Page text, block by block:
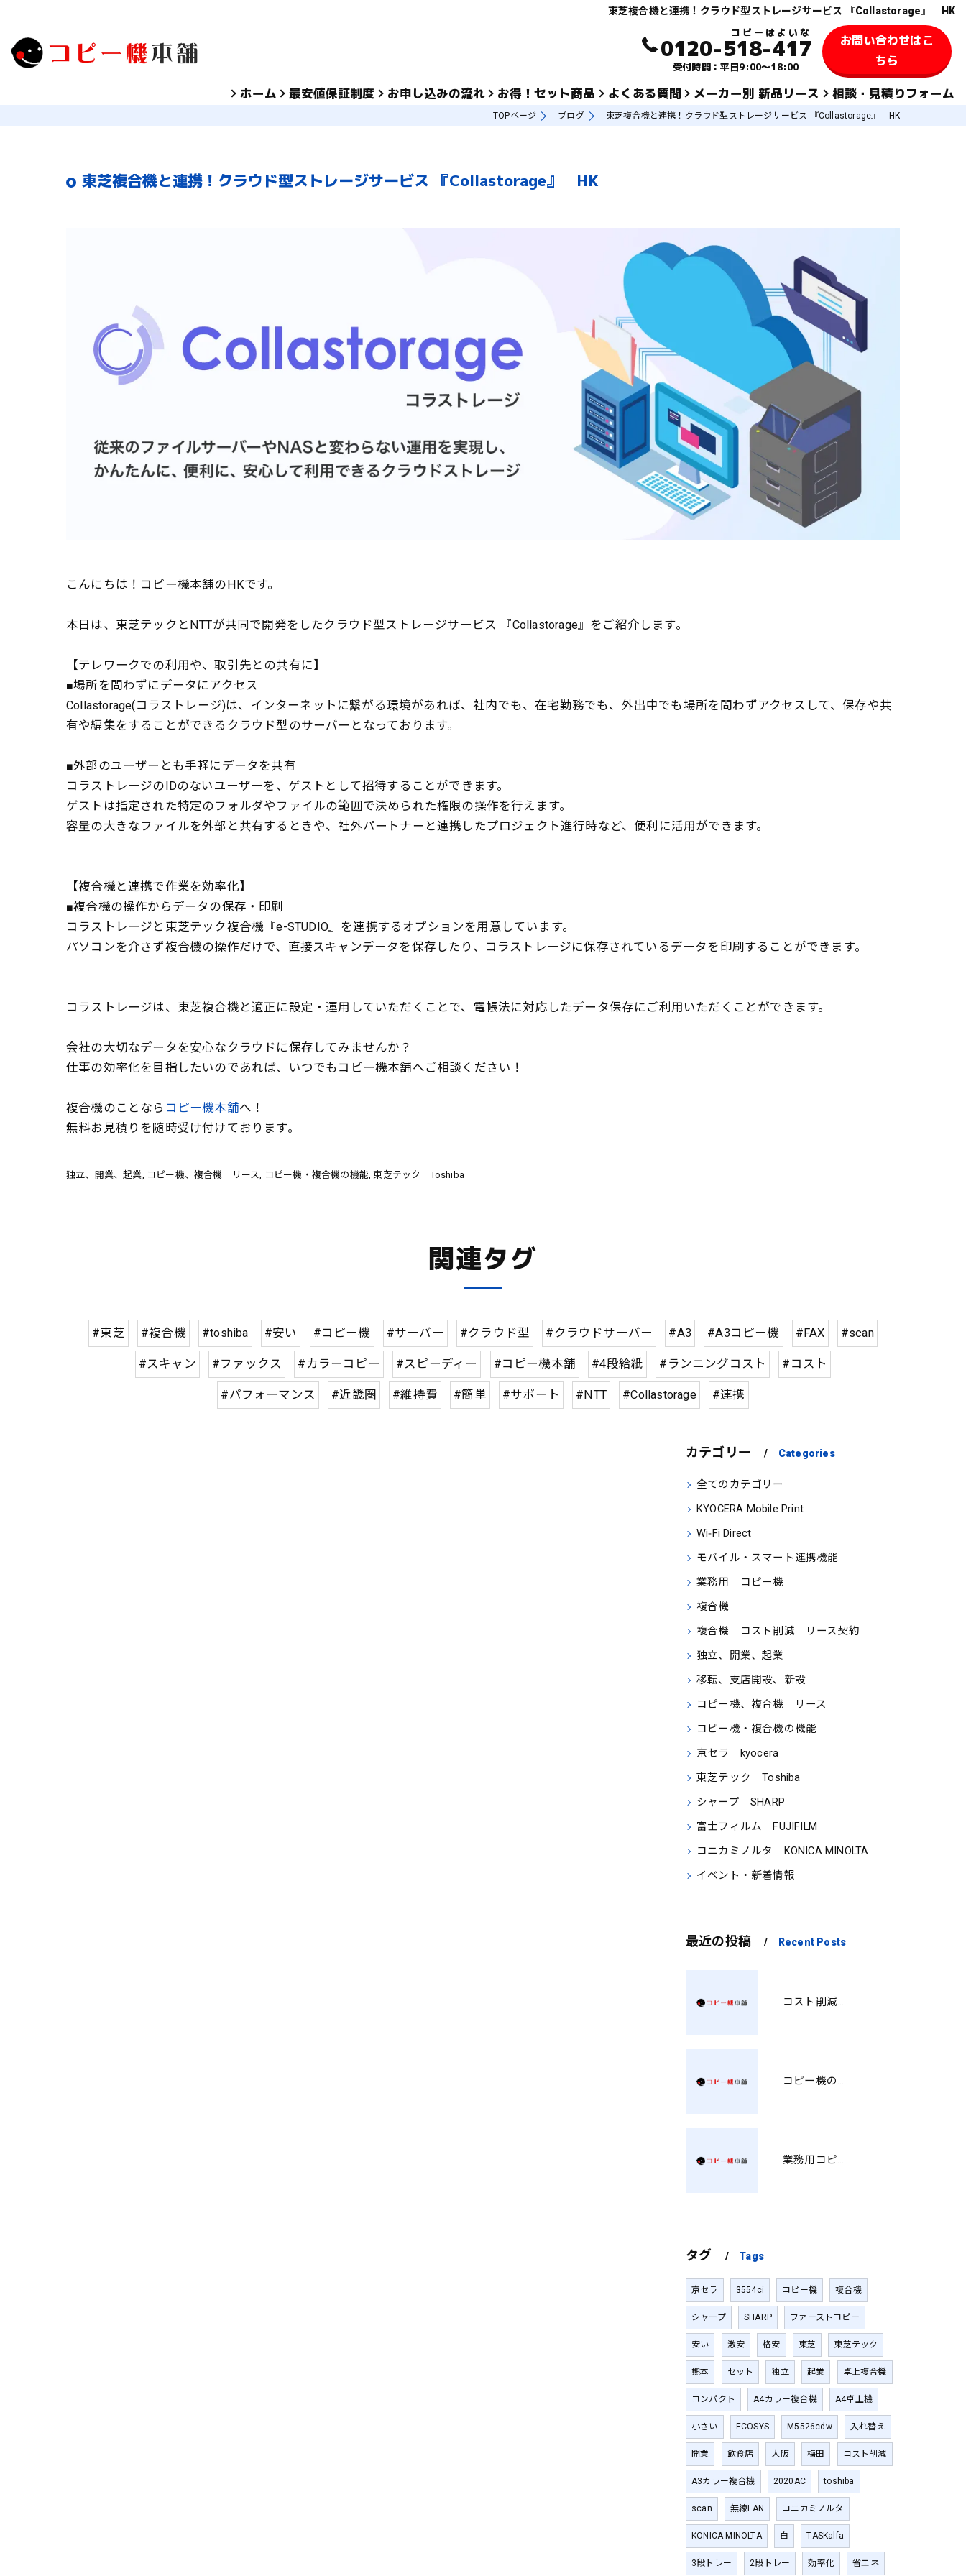
東芝複合機と連携！クラウド型ストレージサービス 『Collastorage』 HK
0120-518-417
受付時間：平日9:00～18:00
お問い合わせはこ
ちら
ホーム 最安値保証制度 お申し込みの流れ お得！セット商品 よくある質問 メーカー別 新品リース
KONICA MINOLTAコニカミノルタ
相談・見積りフォーム
TOPページ ブログ 東芝複合機と連携！クラウド型ストレージサービス 『Collastorage』 HK
東芝複合機と連携！クラウド型ストレージサービス 『Collastorage』 HK
こんにちは！コピー機本舗のHKです。
本日は、東芝テックとNTTが共同で開発をしたクラウド型ストレージサービス 『Collastorage』をご紹介します。
【テレワークでの利用や、取引先との共有に】
■場所を問わずにデータにアクセス
Collastorage(コラストレージ)は、インターネットに繋がる環境があれば、社内でも、在宅勤務でも、外出中でも場所を問わずアクセスして、保存や共
有や編集をすることができるクラウド型のサーバーとなっております。
■外部のユーザーとも手軽にデータを共有
コラストレージのIDのないユーザーを、ゲストとして招待することができます。
ゲストは指定された特定のフォルダやファイルの範囲で決められた権限の操作を行えます。
容量の大きなファイルを外部と共有するときや、社外パートナーと連携したプロジェクト進行時など、便利に活用ができます。
【複合機と連携で作業を効率化】
■複合機の操作からデータの保存・印刷
コラストレージと東芝テック複合機『e-STUDIO』を連携するオプションを用意しています。
パソコンを介さず複合機の操作だけで、直接スキャンデータを保存したり、コラストレージに保存されているデータを印刷することができます。
コラストレージは、東芝複合機と適正に設定・運用していただくことで、電帳法に対応したデータ保存にご利用いただくことができます。
会社の大切なデータを安心なクラウドに保存してみませんか？
仕事の効率化を目指したいのであれば、いつでもコピー機本舗へご相談ください！
複合機のことなら コピー機本舗へ！
無料お見積りを随時受け付けております。
独立、開業、起業 コピー機、複合機 リース コピー機・複合機の機能 東芝テック Toshiba
関連タグ
#東芝 #複合機 #toshiba #安い #コピー機 #サーバー #クラウド型 #クラウドサーバー #A3 #A3コピー機 #FAX #scan
#スキャン #ファックス #カラーコピー #スピーディー #コピー機本舗 #4段給紙 #ランニングコスト #コスト
#パフォーマンス #近畿圏 #維持費 #簡単 #サポート #NTT #Collastorage #連携
カテゴリー Categories
全てのカテゴリー
KYOCERA Mobile Print
Wi‑Fi Direct
モバイル・スマート連携機能
業務用 コピー機
複合機
複合機 コスト削減 リース契約
独立、開業、起業
移転、支店開設、新設
コピー機、複合機 リース
コピー機・複合機の機能
京セラ kyocera
東芝テック Toshiba
シャープ SHARP
富士フィルム FUJIFILM
コニカミノルタ KONICA MINOLTA
イベント・新着情報
最近の投稿 Recent Posts
コスト削減と視認性アップを両立する印刷術 SM
コピー機の製品情報を徹底比較導入コストから使い勝手まで解説
業務用コピー機の中古選び方と徳島県でお得に導入する費用相場ガイド YY
タグ Tags
京セラ 3554ci コピー機 複合機
シャープ SHARP ファーストコピー
安い 激安 格安 東芝 東芝テック
熊本 セット 独立 起業 卓上複合機
コンパクト A4カラー複合機 A4卓上機
小さい ECOSYS M5526cdw 入れ替え
開業 飲食店 大阪 梅田 コスト削減
A3カラー複合機 2020AC toshiba
scan 無線LAN コニカミノルタ
KONICA MINOLTA 白 TASKalfa
3段トレー 2段トレー 効率化 省エネ